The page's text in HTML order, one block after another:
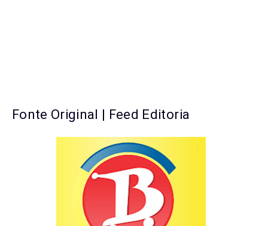
Fonte Original | Feed Editoria